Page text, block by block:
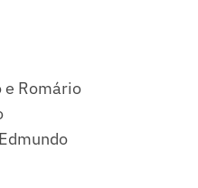
e Romário